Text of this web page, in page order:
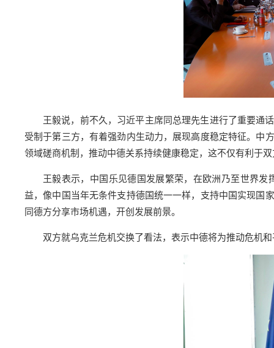
王毅说，前不久，习近平主席同总理先生进行了重要通
受制于第三方，有着强劲内生动力，展现高度稳定特征。中
领域磋商机制，推动中德关系持续健康稳定，这不仅有利于
王毅表示，中国乐见德国发展繁荣，在欧洲乃至世界
益，像中国当年无条件支持德国统一一样，支持中国实现国
同德方分享市场机遇，开创发展前景。
双方就乌克兰危机交换了看法，表示中德将为推动危机